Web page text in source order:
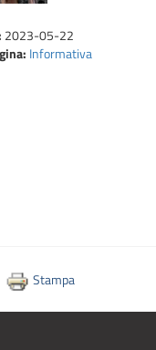
2023-05-22
Informativa
Stampa